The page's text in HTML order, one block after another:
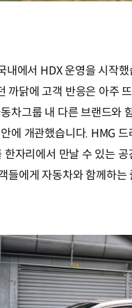
에서 HDX 운영을 시작
까닭에 고객 반응은 아주
차그룹 내 다른 브랜드와
안에 개관했습니다. HMG
한자리에서 만날 수 있는
들에게 자동차와 함께하는